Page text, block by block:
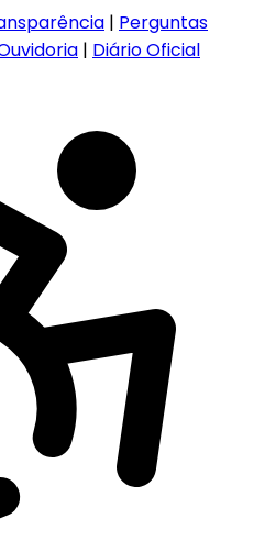
| Perguntas
| Diário Oficial